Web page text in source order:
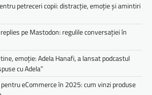
petreceri copii: distracție, emoție și amintiri
pe Mastodon: regulile conversației în
emoție: Adela Hanafi, a lansat podcastul
cu Adela”
eCommerce în 2025: cum vinzi produse